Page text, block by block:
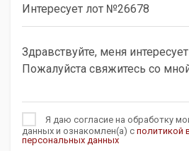
Я даю согласие на обработку
данных и ознакомлен(а) с политикой
персональных данных